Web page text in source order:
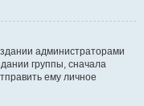
администраторами
группы, сначала
ему личное